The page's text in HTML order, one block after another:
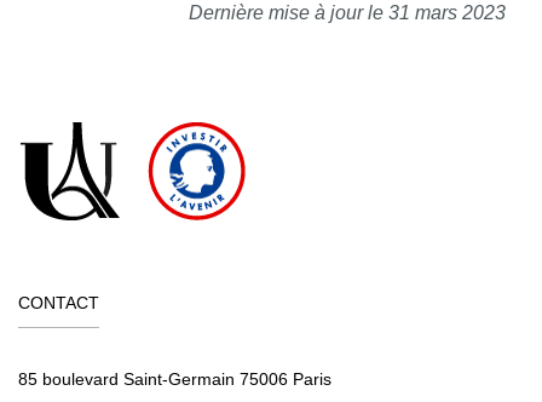
Dernière mise à jour le 31 mars 2023
CONTACT
85 boulevard Saint-Germain 75006 Paris